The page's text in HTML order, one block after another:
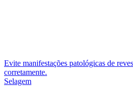
Evite manifestações patológicas de
corretamente.
Selagem